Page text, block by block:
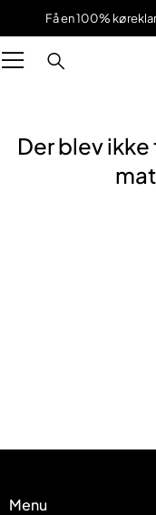
Få en 100%
Der blev
Menu